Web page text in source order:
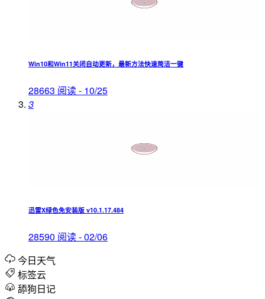
Win10和Win11关闭自动更新，最新方法快速简洁一键
28663 阅读 - 10/25
3
迅雷X绿色免安装版 v10.1.17.484
28590 阅读 - 02/06
今日天气
标签云
舔狗日记